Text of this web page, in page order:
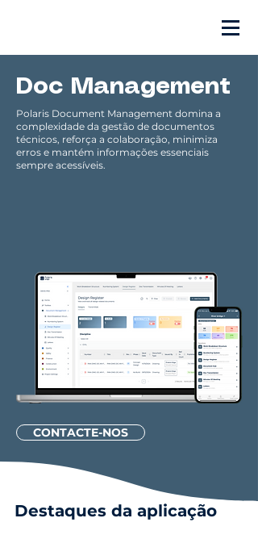
Doc Management
Polaris Document Management domina a
complexidade da gestão de documentos
técnicos, reforça a colaboração, minimiza
erros e mantém informações essenciais
sempre acessíveis.
CONTACTE-NOS
Destaques da aplicação